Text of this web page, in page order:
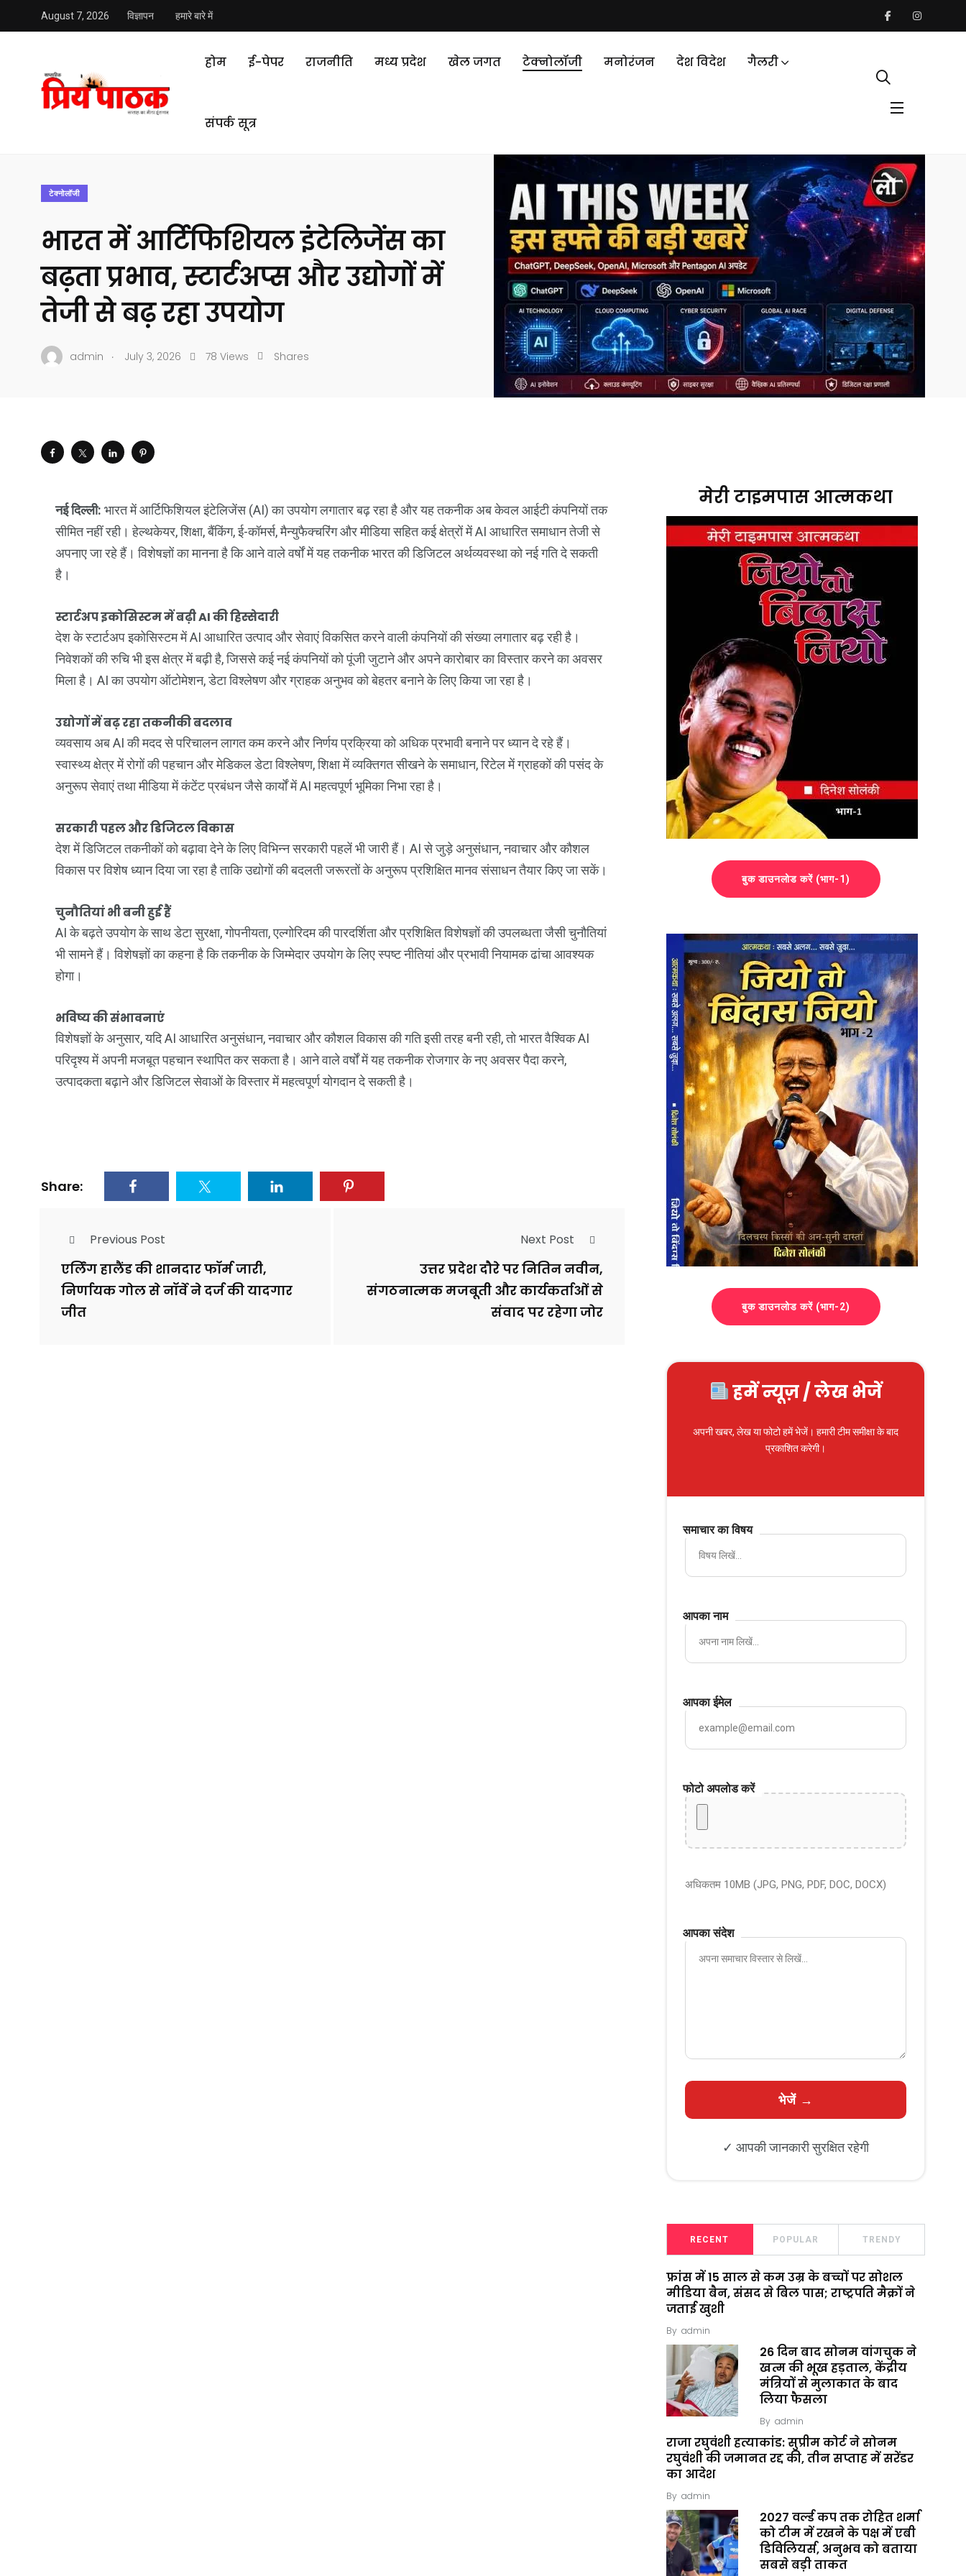
August 7, 2026 विज्ञापन हमारे बारे में
होम ई-पेपर राजनीति मध्य प्रदेश खेल जगत टेक्‍नोलॉजी मनोरंजन देश विदेश गैलरी
संपर्क सूत्र
टेक्‍नोलॉजी
भारत में आर्टिफिशियल इंटेलिजेंस का
बढ़ता प्रभाव, स्टार्टअप्स और उद्योगों में
तेजी से बढ़ रहा उपयोग
admin . July 3, 2026 78 Views Shares
नई दिल्ली: भारत में आर्टिफिशियल इंटेलिजेंस (AI) का उपयोग लगातार बढ़ रहा है और यह तकनीक अब केवल आईटी कंपनियों तक
सीमित नहीं रही। हेल्थकेयर, शिक्षा, बैंकिंग, ई-कॉमर्स, मैन्युफैक्चरिंग और मीडिया सहित कई क्षेत्रों में AI आधारित समाधान तेजी से
अपनाए जा रहे हैं। विशेषज्ञों का मानना है कि आने वाले वर्षों में यह तकनीक भारत की डिजिटल अर्थव्यवस्था को नई गति दे सकती
है।
स्टार्टअप इकोसिस्टम में बढ़ी AI की हिस्सेदारी
देश के स्टार्टअप इकोसिस्टम में AI आधारित उत्पाद और सेवाएं विकसित करने वाली कंपनियों की संख्या लगातार बढ़ रही है।
निवेशकों की रुचि भी इस क्षेत्र में बढ़ी है, जिससे कई नई कंपनियों को पूंजी जुटाने और अपने कारोबार का विस्तार करने का अवसर
मिला है। AI का उपयोग ऑटोमेशन, डेटा विश्लेषण और ग्राहक अनुभव को बेहतर बनाने के लिए किया जा रहा है।
उद्योगों में बढ़ रहा तकनीकी बदलाव
व्यवसाय अब AI की मदद से परिचालन लागत कम करने और निर्णय प्रक्रिया को अधिक प्रभावी बनाने पर ध्यान दे रहे हैं।
स्वास्थ्य क्षेत्र में रोगों की पहचान और मेडिकल डेटा विश्लेषण, शिक्षा में व्यक्तिगत सीखने के समाधान, रिटेल में ग्राहकों की पसंद के
अनुरूप सेवाएं तथा मीडिया में कंटेंट प्रबंधन जैसे कार्यों में AI महत्वपूर्ण भूमिका निभा रहा है।
सरकारी पहल और डिजिटल विकास
देश में डिजिटल तकनीकों को बढ़ावा देने के लिए विभिन्न सरकारी पहलें भी जारी हैं। AI से जुड़े अनुसंधान, नवाचार और कौशल
विकास पर विशेष ध्यान दिया जा रहा है ताकि उद्योगों की बदलती जरूरतों के अनुरूप प्रशिक्षित मानव संसाधन तैयार किए जा सकें।
चुनौतियां भी बनी हुई हैं
AI के बढ़ते उपयोग के साथ डेटा सुरक्षा, गोपनीयता, एल्गोरिदम की पारदर्शिता और प्रशिक्षित विशेषज्ञों की उपलब्धता जैसी चुनौतियां
भी सामने हैं। विशेषज्ञों का कहना है कि तकनीक के जिम्मेदार उपयोग के लिए स्पष्ट नीतियां और प्रभावी नियामक ढांचा आवश्यक
होगा।
भविष्य की संभावनाएं
विशेषज्ञों के अनुसार, यदि AI आधारित अनुसंधान, नवाचार और कौशल विकास की गति इसी तरह बनी रही, तो भारत वैश्विक AI
परिदृश्य में अपनी मजबूत पहचान स्थापित कर सकता है। आने वाले वर्षों में यह तकनीक रोजगार के नए अवसर पैदा करने,
उत्पादकता बढ़ाने और डिजिटल सेवाओं के विस्तार में महत्वपूर्ण योगदान दे सकती है।
Share:
Previous Post
एर्लिंग हालैंड की शानदार फॉर्म जारी,
निर्णायक गोल से नॉर्वे ने दर्ज की यादगार
जीत
Next Post
उत्तर प्रदेश दौरे पर नितिन नवीन,
संगठनात्मक मजबूती और कार्यकर्ताओं से
संवाद पर रहेगा जोर
मेरी टाइमपास आत्मकथा
बुक डाउनलोड करें (भाग-1)
बुक डाउनलोड करें (भाग-2)
हमें न्यूज़ / लेख भेजें
अपनी खबर, लेख या फोटो हमें भेजें। हमारी टीम समीक्षा के बाद
प्रकाशित करेगी।
समाचार का विषय
आपका नाम
आपका ईमेल
फोटो अपलोड करें
अधिकतम 10MB (JPG, PNG, PDF, DOC, DOCX)
आपका संदेश
✓ आपकी जानकारी सुरक्षित रहेगी
RECENT POPULAR TRENDY
फ्रांस में 15 साल से कम उम्र के बच्चों पर सोशल
मीडिया बैन, संसद से बिल पास; राष्ट्रपति मैक्रों ने
जताई खुशी
By admin
26 दिन बाद सोनम वांगचुक ने
खत्म की भूख हड़ताल, केंद्रीय
मंत्रियों से मुलाकात के बाद
लिया फैसला
By admin
राजा रघुवंशी हत्याकांड: सुप्रीम कोर्ट ने सोनम
रघुवंशी की जमानत रद्द की, तीन सप्ताह में सरेंडर
का आदेश
By admin
2027 वर्ल्ड कप तक रोहित शर्मा
को टीम में रखने के पक्ष में एबी
डिविलियर्स, अनुभव को बताया
सबसे बड़ी ताकत